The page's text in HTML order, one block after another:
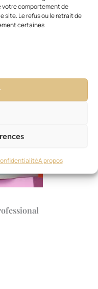
votre comportement de
site. Le refus ou le retrait de
certaines
A propos
Voir
tout